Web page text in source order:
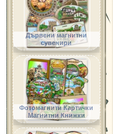
Дървени магнитни
сувенири
Фотомагнити Картички
Магнитни Книжки